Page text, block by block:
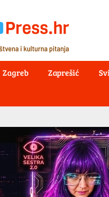
Zagreb Zaprešić